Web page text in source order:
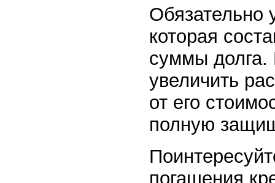
Обязательно
которая
суммы
увеличить
от его
полную
погашения